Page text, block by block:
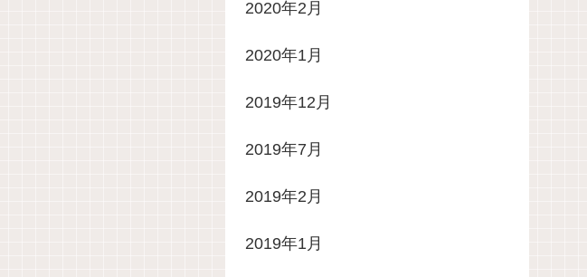
2020年2月
2020年1月
2019年12月
2019年7月
2019年2月
2019年1月